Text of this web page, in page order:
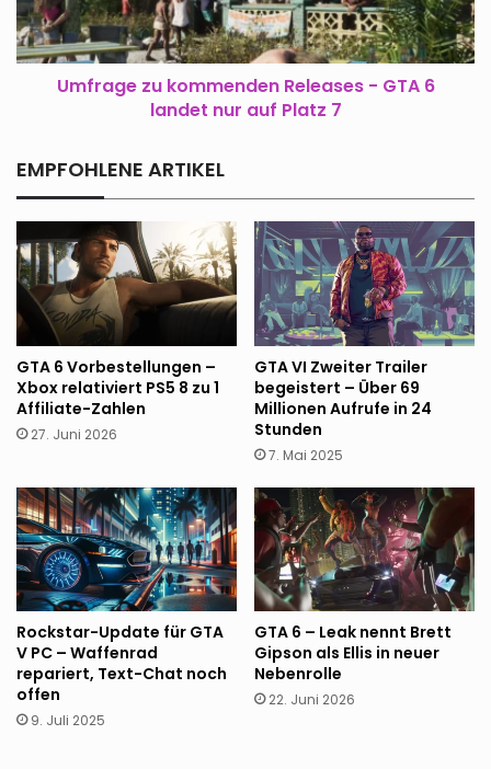
6
landet
nur
Umfrage zu kommenden Releases - GTA 6
landet nur auf Platz 7
EMPFOHLENE ARTIKEL
GTA 6 Vorbestellungen –
Xbox relativiert PS5 8 zu 1
Affiliate-Zahlen
27. Juni 2026
GTA VI Zweiter Trailer
begeistert – Über 69
Millionen Aufrufe in 24
Stunden
7. Mai 2025
Rockstar-Update für GTA
V PC – Waffenrad
repariert, Text-Chat noch
offen
9. Juli 2025
GTA 6 – Leak nennt Brett
Gipson als Ellis in neuer
Nebenrolle
22. Juni 2026